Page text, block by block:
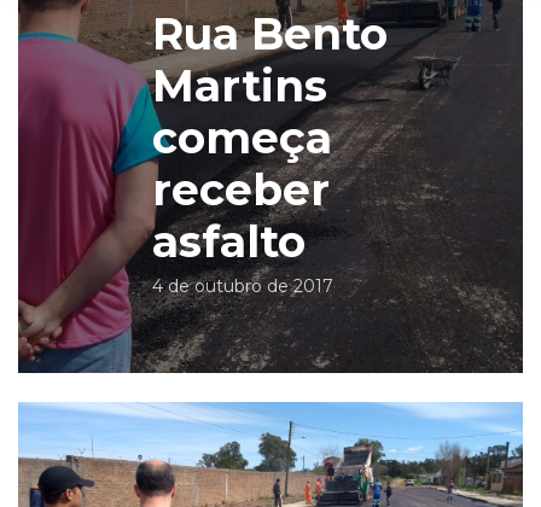
Rua Bento
Martins
começa
receber
asfalto
4 de outubro de 2017